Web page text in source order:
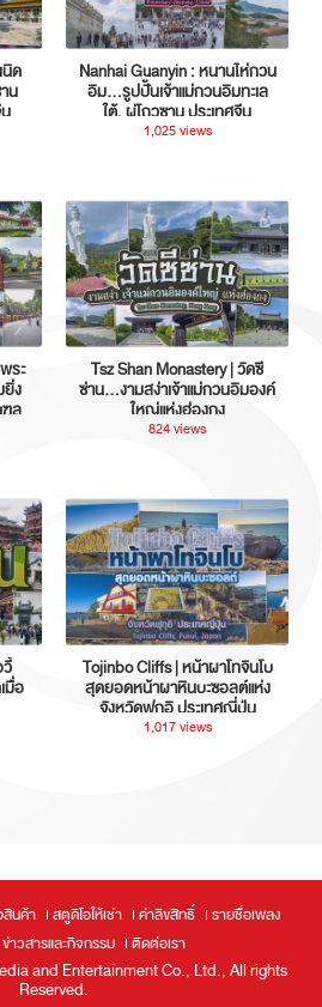
ด
น
Nanhai Guanyin : หนานไห่กวน
อิม...รูปปั้นเจ้าแม่กวนอิมทะเล
ใต้, ผู่โถวซาน ประเทศจีน
1,025 views
ระ
ยิ่ง
ล
Tsz Shan Monastery | วัดซี
ซ่าน…งามสง่าเจ้าแม่กวนอิมองค์
ใหญ่แห่งฮ่องกง
824 views
มื่อ
Tojinbo Cliffs | หน้าผาโทจินโบ
สุดยอดหน้าผาหินบะซอลต์แห่ง
จังหวัดฟุกุอิ ประเทศญี่ปุ่น
1,017 views
นค้า สตูดิโอให้เช่า ค่าลิขสิทธิ์
รายชื่อเพลง
ข่าวสารและกิจกรรม ติดต่อเรา
and Entertainment Co., Ltd., All rights
Reserved.